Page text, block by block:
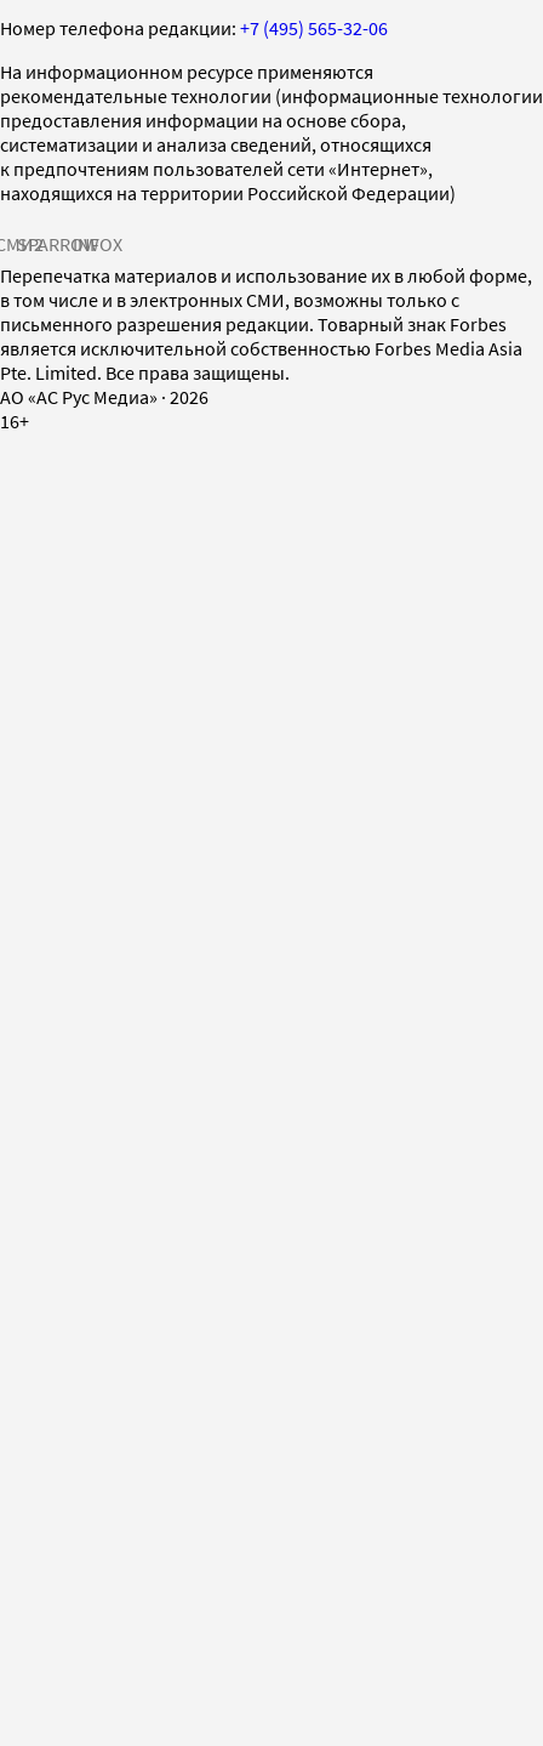
Номер телефона редакции: +7 (495) 565-32-06
На информационном ресурсе применяются
рекомендательные технологии (информационные технологии
предоставления информации на основе сбора,
систематизации и анализа сведений, относящихся
к предпочтениям пользователей сети «Интернет»,
находящихся на территории Российской Федерации)
SPARROWINFOX
Перепечатка материалов и использование их в любой форме,
в том числе и в электронных СМИ, возможны только с
письменного разрешения редакции. Товарный знак Forbes
является исключительной собственностью Forbes Media Asia
Pte. Limited. Все права защищены.
AO «АС Рус Медиа» · 2026
16+